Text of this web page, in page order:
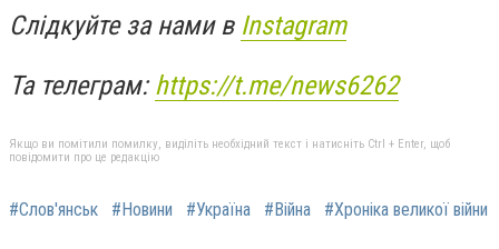
Слідкуйте за нами в Instagram
Та телеграм:https://t.me/news6262
Якщо ви помітили помилку, виділіть необхідний текст і натисніть Ctrl + Enter, щоб
повідомити про це редакцію
#Слов'янськ #Новини #Україна #Війна #Хроніка великої війни